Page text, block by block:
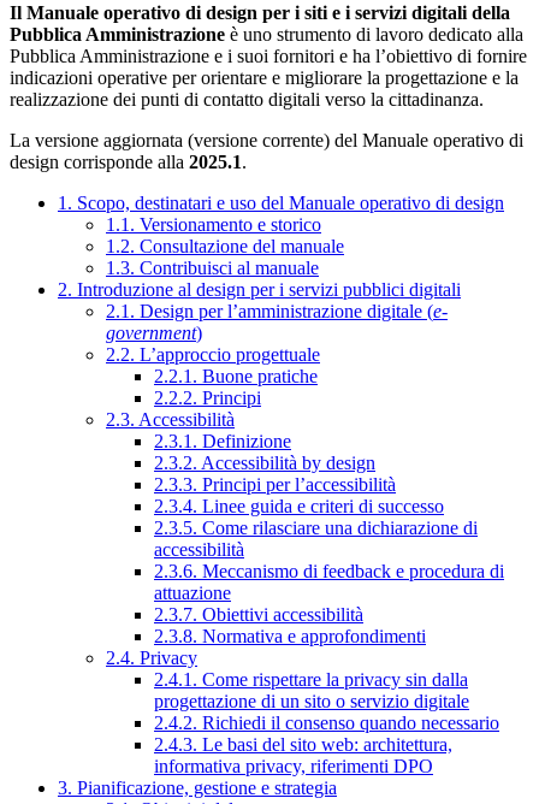
Il Manuale operativo di design per i siti e i servizi digitali della
Pubblica Amministrazione è uno strumento di lavoro dedicato alla
Pubblica Amministrazione e i suoi fornitori e ha l’obiettivo di fornire
indicazioni operative per orientare e migliorare la progettazione e la
realizzazione dei punti di contatto digitali verso la cittadinanza.
La versione aggiornata (versione corrente) del Manuale operativo di
design corrisponde alla 2025.1.
1. Scopo, destinatari e uso del Manuale operativo di design
1.1. Versionamento e storico
1.2. Consultazione del manuale
1.3. Contribuisci al manuale
2. Introduzione al design per i servizi pubblici digitali
2.1. Design per l’amministrazione digitale (e-
government)
2.2. L’approccio progettuale
2.2.1. Buone pratiche
2.2.2. Principi
2.3. Accessibilità
2.3.1. Definizione
2.3.2. Accessibilità by design
2.3.3. Principi per l’accessibilità
2.3.4. Linee guida e criteri di successo
2.3.5. Come rilasciare una dichiarazione di
accessibilità
2.3.6. Meccanismo di feedback e procedura di
attuazione
2.3.7. Obiettivi accessibilità
2.3.8. Normativa e approfondimenti
2.4. Privacy
2.4.1. Come rispettare la privacy sin dalla
progettazione di un sito o servizio digitale
2.4.2. Richiedi il consenso quando necessario
2.4.3. Le basi del sito web: architettura,
informativa privacy, riferimenti DPO
3. Pianificazione, gestione e strategia